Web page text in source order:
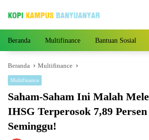
Beranda Multifinance Bantuan Sosial
Beranda Multifinance
Multifinance
Saham-Saham Ini Malah
IHSG Terperosok 7,89
Seminggu!